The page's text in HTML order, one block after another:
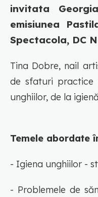
invitata
emisiunea
Spectacola, DC
Tina Dobre, nail
de sfaturi practice
unghiilor, de la
Temele abordate
- Igiena unghiilor -
- Problemele de